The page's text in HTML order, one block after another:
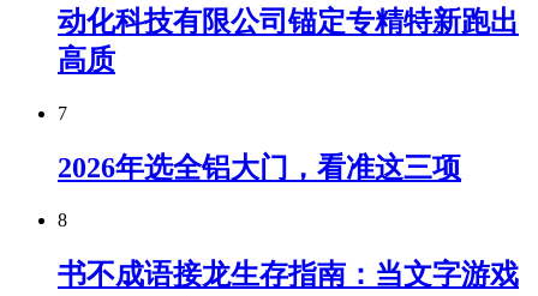
动化科技有限公司锚定专精特新跑出
高质
7
2026年选全铝大门，看准这三项
8
书不成语接龙生存指南：当文字游戏